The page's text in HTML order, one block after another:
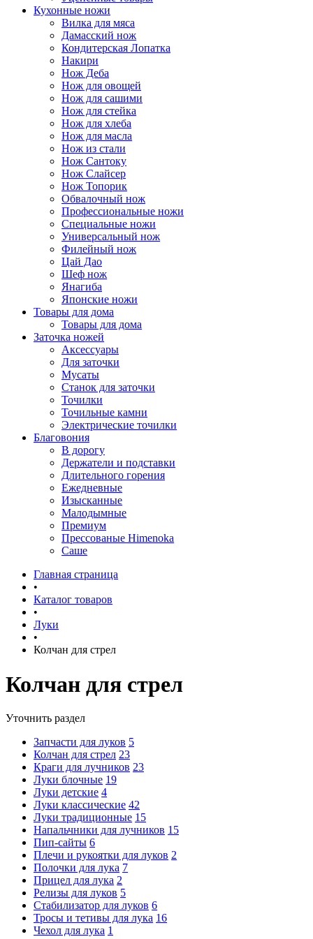
Кухонные ножи
Вилка для мяса
Дамасский нож
Кондитерская Лопатка
Накири
Нож Деба
Нож для овощей
Нож для сашими
Нож для стейка
Нож для хлеба
Нож для масла
Нож из стали
Нож Сантоку
Нож Слайсер
Нож Топорик
Обвалочный нож
Профессиональные ножи
Специальные ножи
Универсальный нож
Филейный нож
Цай Дао
Шеф нож
Янагиба
Японские ножи
Товары для дома
Товары для дома
Заточка ножей
Аксессуары
Для заточки
Мусаты
Станок для заточки
Точилки
Точильные камни
Электрические точилки
Благовония
В дорогу
Держатели и подставки
Длительного горения
Ежедневные
Изысканные
Малодымные
Премиум
Прессованые Himenoka
Саше
Главная страница
•
Каталог товаров
•
Луки
•
Колчан для стрел
Колчан для стрел
Уточнить раздел
Запчасти для луков 5
Колчан для стрел 23
Краги для лучников 23
Луки блочные 19
Луки детские 4
Луки классические 42
Луки традиционные 15
Напальчники для лучников 15
Пип-сайты 6
Плечи и рукоятки для луков 2
Полочки для лука 7
Прицел для лука 2
Релизы для луков 5
Стабилизатор для луков 6
Тросы и тетивы для лука 16
Чехол для лука 1